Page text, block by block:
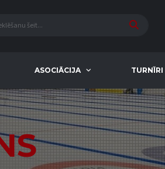
ASOCIĀCIJA TURNĪRI